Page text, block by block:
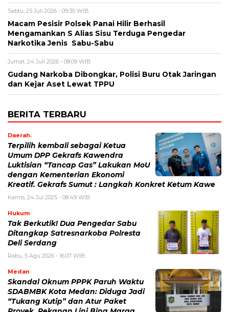
Sabtu, 25 Juli 2026 - 09:35 WIB
Macam Pesisir Polsek Panai Hilir Berhasil
Mengamankan S Alias Sisu Terduga Pengedar
Narkotika Jenis Sabu-Sabu
Jumat, 24 Juli 2026 - 08:09 WIB
Gudang Narkoba Dibongkar, Polisi Buru Otak Jaringan
dan Kejar Aset Lewat TPPU
BERITA TERBARU
Daerah.
Terpilih kembali sebagai Ketua
Umum DPP Gekrafs Kawendra
Luktisian “Tancap Gas” Lakukan MoU
dengan Kementerian Ekonomi
Kreatif. Gekrafs Sumut : Langkah Konkret Ketum Kawe
Kamis, 24 Jul 2025 - 08:49 WIB
Hukum
Tak Berkutik! Dua Pengedar Sabu
Ditangkap Satresnarkoba Polresta
Deli Serdang
Rabu, 5 Agu 2026 - 16:07 WIB
Medan
Skandal Oknum PPPK Paruh Waktu
SDABMBK Kota Medan: Diduga Jadi
“Tukang Kutip” dan Atur Paket